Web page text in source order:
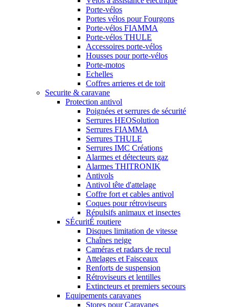
Porte-vélos
Portes vélos pour Fourgons
Porte-vélos FIAMMA
Porte-vélos THULE
Accessoires porte-vélos
Housses pour porte-vélos
Porte-motos
Echelles
Coffres arrieres et de toit
Securite & caravane
Protection antivol
Poignées et serrures de sécurité
Serrures HEOSolution
Serrures FIAMMA
Serrures THULE
Serrures IMC Créations
Alarmes et détecteurs gaz
Alarmes THITRONIK
Antivols
Antivol tête d'attelage
Coffre fort et cables antivol
Coques pour rétroviseurs
Répulsifs animaux et insectes
SÉcuritÉ routiere
Disques limitation de vitesse
Chaînes neige
Caméras et radars de recul
Attelages et Faisceaux
Renforts de suspension
Rétroviseurs et lentilles
Extincteurs et premiers secours
Equipements caravanes
Stores pour Caravanes